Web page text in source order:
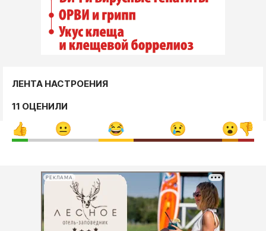
ЛЕНТА НАСТРОЕНИЯ
11 ОЦЕНИЛИ
РЕКЛАМА